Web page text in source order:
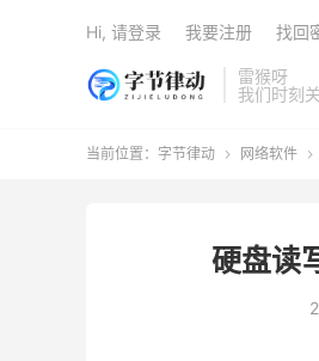
雷猴呀
我们时刻
Hi, 请登录 我要注册 找回
当前位置： 字节律动  网络软件 
硬盘读